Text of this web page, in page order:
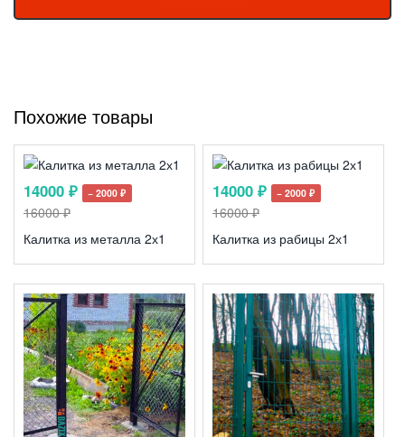
Похожие товары
14000 ₽ − 2000 ₽
16000 ₽
Калитка из металла 2х1
14000 ₽ − 2000 ₽
16000 ₽
Калитка из рабицы 2х1